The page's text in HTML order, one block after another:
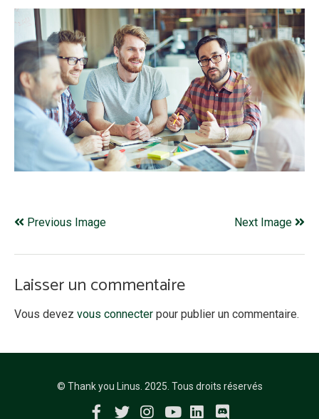
Previous Image Next Image
Laisser un commentaire
Vous devez vous connecter pour publier un commentaire.
© Thank you Linus. 2025. Tous droits réservés